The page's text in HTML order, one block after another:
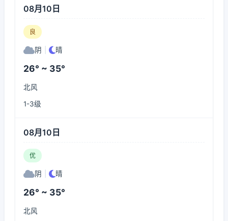
08月10日
良
阴 晴
26° ~ 35°
北风
1-3级
08月10日
优
阴 晴
26° ~ 35°
北风